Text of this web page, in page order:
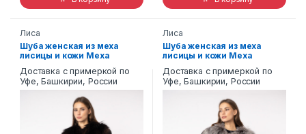
Лиса
Шуба женская из меха
лисицы и кожи Меха
Доставка с примеркой по
Уфе, Башкирии, России
Лиса
Шуба женская из меха
лисицы и кожи Меха
Доставка с примеркой по
Уфе, Башкирии, России